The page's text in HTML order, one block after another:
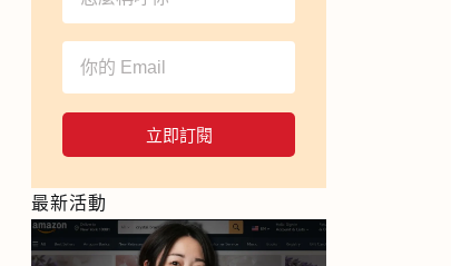
立即訂閱
最新活動